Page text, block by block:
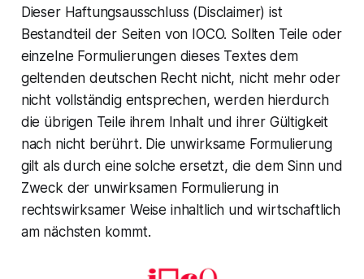
Dieser Haftungsausschluss (Disclaimer) ist
Bestandteil der Seiten von IOCO. Sollten Teile oder
einzelne Formulierungen dieses Textes dem
geltenden deutschen Recht nicht, nicht mehr oder
nicht vollständig entsprechen, werden hierdurch
die übrigen Teile ihrem Inhalt und ihrer Gültigkeit
nach nicht berührt. Die unwirksame Formulierung
gilt als durch eine solche ersetzt, die dem Sinn und
Zweck der unwirksamen Formulierung in
rechtswirksamer Weise inhaltlich und wirtschaftlich
am nächsten kommt.